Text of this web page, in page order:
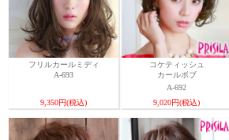
フリルカールミディ
A-693
9,350円(税込)
コケティッシュ
カールボブ
A-692
9,020円(税込)